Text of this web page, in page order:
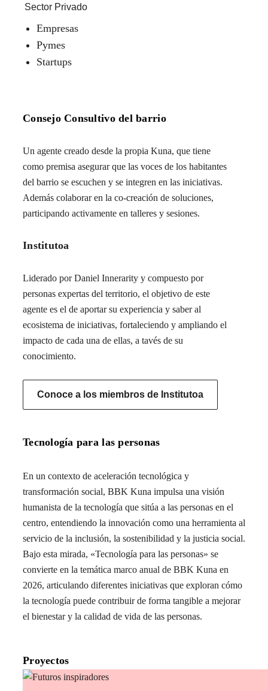
Sector Privado
Empresas
Pymes
Startups
Consejo Consultivo del barrio
Un agente creado desde la propia Kuna, que tiene
como premisa asegurar que las voces de los habitantes
del barrio se escuchen y se integren en las iniciativas.
Además colaborar en la co-creación de soluciones,
participando activamente en talleres y sesiones.
Institutoa
Liderado por Daniel Innerarity y compuesto por
personas expertas del territorio, el objetivo de este
agente es el de aportar su experiencia y saber al
ecosistema de iniciativas, fortaleciendo y ampliando el
impacto de cada una de ellas, a tavés de su
conocimiento.
Conoce a los miembros de Institutoa
Tecnología para las personas
En un contexto de aceleración tecnológica y
transformación social, BBK Kuna impulsa una visión
humanista de la tecnología que sitúa a las personas en el
centro, entendiendo la innovación como una herramienta al
servicio de la inclusión, la sostenibilidad y la justicia social.
Bajo esta mirada, «Tecnología para las personas» se
convierte en la temática marco anual de BBK Kuna en
2026, articulando diferentes iniciativas que exploran cómo
la tecnología puede contribuir de forma tangible a mejorar
el bienestar y la calidad de vida de las personas.
Proyectos